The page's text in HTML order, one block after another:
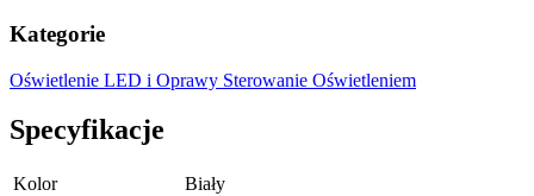
Kategorie
Oświetlenie LED i Oprawy Sterowanie Oświetleniem
Specyfikacje
Kolor
Biały